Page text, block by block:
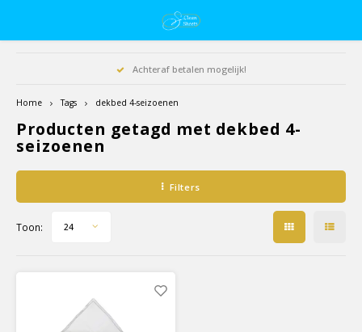
Achteraf betalen mogelijk!
Home Tags dekbed 4-seizoenen
Producten getagd met dekbed 4-
seizoenen
Filters
Toon: 24